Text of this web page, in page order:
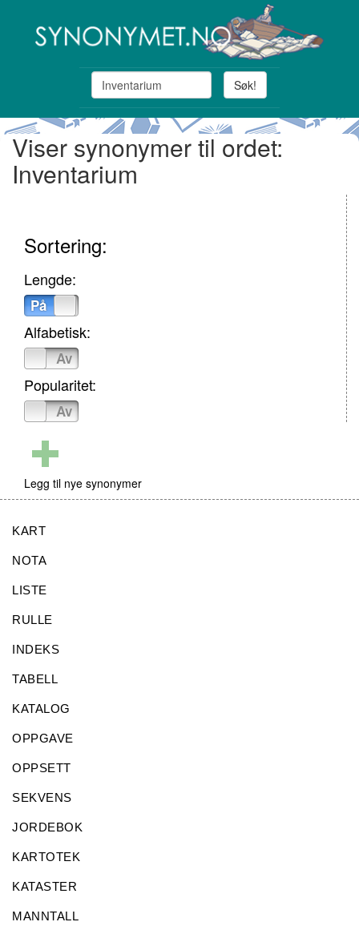
Søk!
Viser synonymer til ordet:
Inventarium
Sortering:
Lengde:
På
Alfabetisk:
Av
Popularitet:
Av
Legg til nye synonymer
KART
NOTA
LISTE
RULLE
INDEKS
TABELL
KATALOG
OPPGAVE
OPPSETT
SEKVENS
JORDEBOK
KARTOTEK
KATASTER
MANNTALL